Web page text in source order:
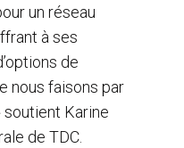
un réseau
à ses
de
nous faisons par
soutient Karine
de TDC.